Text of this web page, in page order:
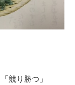
り勝つ」